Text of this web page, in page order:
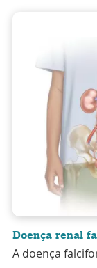
Doença renal
A doença